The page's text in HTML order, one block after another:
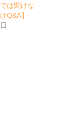
は聞けな
Q&A】